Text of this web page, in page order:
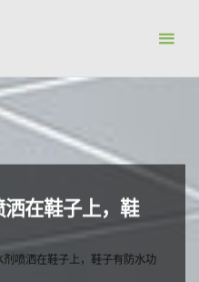
在鞋子上，鞋
剂喷洒在鞋子上，鞋子有防水功